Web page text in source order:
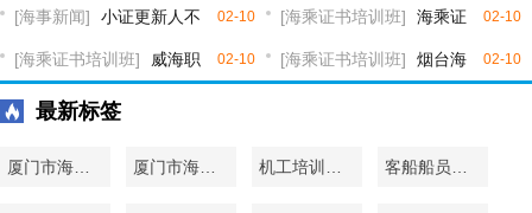
书培训 训
28日武汉航道海事服务有限公司机
工全套培训
运学校2月22日海乘全套证书培训
02-10
[海事新闻] 小证更新人不
去直接出成绩或直接出证？
02-10
[海乘证书培训班] 海乘证
书有效期是多久？
02-10
[海乘证书培训班] 威海职
业学院3月份海乘证书培训
02-10
[海乘证书培训班] 烟台海
最新标签